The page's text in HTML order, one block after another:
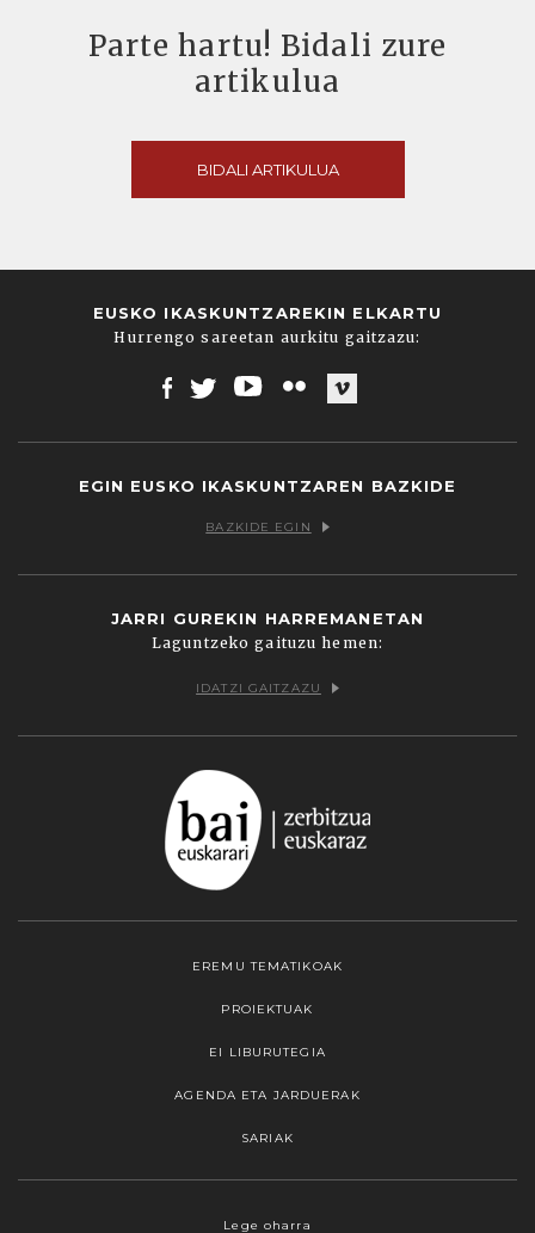
Parte hartu! Bidali zure
artikulua
BIDALI ARTIKULUA
EUSKO IKASKUNTZAREKIN ELKARTU
Hurrengo sareetan aurkitu gaitzazu:
EGIN EUSKO IKASKUNTZAREN BAZKIDE
BAZKIDE EGIN
JARRI GUREKIN HARREMANETAN
Laguntzeko gaituzu hemen:
IDATZI GAITZAZU
EREMU TEMATIKOAK
PROIEKTUAK
EI LIBURUTEGIA
AGENDA ETA JARDUERAK
SARIAK
Lege oharra
Webgune honek cookieak erabiltzen ditu,